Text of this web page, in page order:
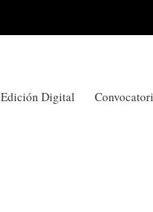
Edición Digital